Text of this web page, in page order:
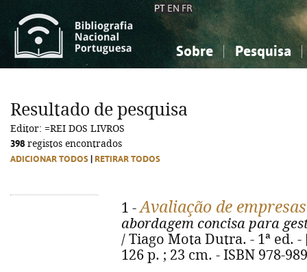
PT EN FR
Sobre Pesquisa
Ciências sociais...
Ciências sociais...
Resultado de pesquisa
Editor: =REI DOS LIVROS
398 registos encontrados
ADICIONAR TODOS RETIRAR TODOS
1 -Avaliação de
abordagem concisa para
/ Tiago Mota Dutra. - 1ª ed.
126 p. ; 23 cm. - ISBN 978-